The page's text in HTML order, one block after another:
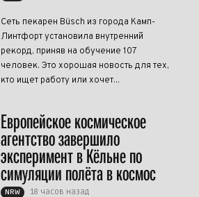
Сеть пекарен Büsch из города Камп-
Линтфорт установила внутренний
рекорд, приняв на обучение 107
человек. Это хорошая новость для тех,
кто ищет работу или хочет...
Европейское космическое
агентство завершило
эксперимент в Кёльне по
симуляции полёта в космос
NRW 18 часов назад